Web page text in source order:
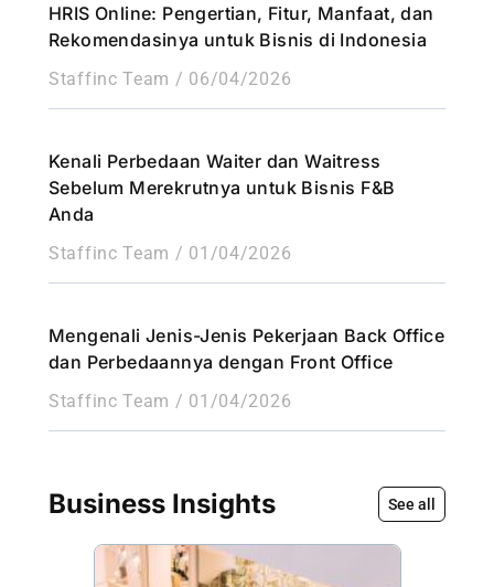
HRIS Online: Pengertian, Fitur, Manfaat, dan
Rekomendasinya untuk Bisnis di Indonesia
Staffinc Team 06/04/2026
Kenali Perbedaan Waiter dan Waitress
Sebelum Merekrutnya untuk Bisnis F&B
Anda
Staffinc Team 01/04/2026
Mengenali Jenis-Jenis Pekerjaan Back Office
dan Perbedaannya dengan Front Office
Staffinc Team 01/04/2026
Business Insights See all